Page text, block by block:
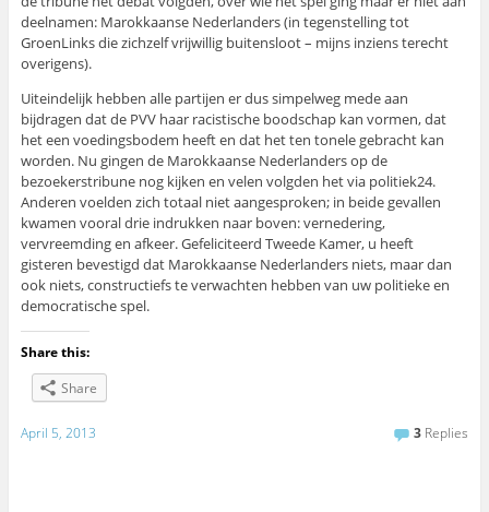
deelnamen: Marokkaanse Nederlanders (in tegenstelling tot
GroenLinks die zichzelf vrijwillig buitensloot – mijns inziens terecht
overigens).
Uiteindelijk hebben alle partijen er dus simpelweg mede aan
bijdragen dat de PVV haar racistische boodschap kan vormen, dat
het een voedingsbodem heeft en dat het ten tonele gebracht kan
worden. Nu gingen de Marokkaanse Nederlanders op de
bezoekerstribune nog kijken en velen volgden het via politiek24.
Anderen voelden zich totaal niet aangesproken; in beide gevallen
kwamen vooral drie indrukken naar boven: vernedering,
vervreemding en afkeer. Gefeliciteerd Tweede Kamer, u heeft
gisteren bevestigd dat Marokkaanse Nederlanders niets, maar dan
ook niets, constructiefs te verwachten hebben van uw politieke en
democratische spel.
Share this:
Share
April 5, 2013 3 Replies